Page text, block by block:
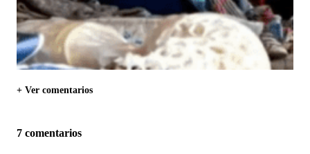
+ Ver comentarios
7 comentarios